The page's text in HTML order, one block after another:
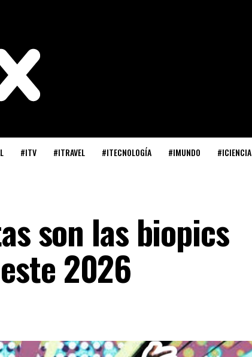
#ITV #ITRAVEL #ITECNOLOGÍA #IMUNDO #ICIENCIA
son las biopics
2026